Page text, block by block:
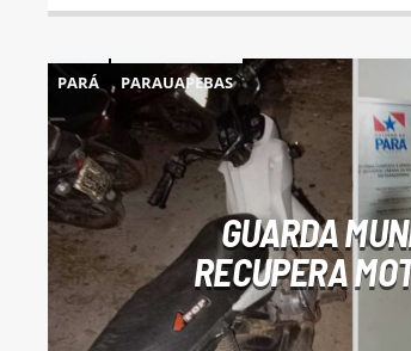
PARÁ PARAUAPEBAS
GUARDA
RECUPERA